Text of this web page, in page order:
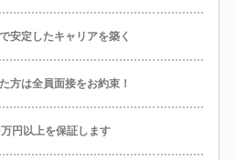
安定したキャリアを築く
は全員面接をお約束！
円以上を保証します